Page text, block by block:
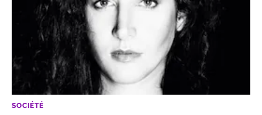
SOCIÉTÉ